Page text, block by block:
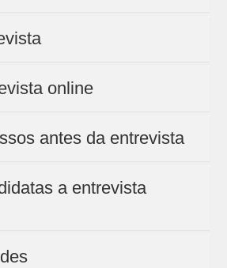
online
antes da entrevista
a entrevista